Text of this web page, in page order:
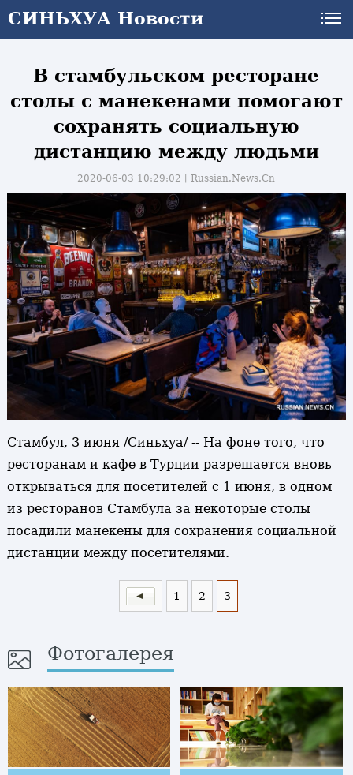
СИНЬХУА Новости
В стамбульском ресторане
столы с манекенами помогают
сохранять социальную
дистанцию между людьми
2020-06-03 10:29:02丨Russian.News.Cn
Стамбул, 3 июня /Синьхуа/ -- На фоне того, что
ресторанам и кафе в Турции разрешается вновь
открываться для посетителей с 1 июня, в одном
из ресторанов Стамбула за некоторые столы
посадили манекены для сохранения социальной
дистанции между посетителями.
1 2 3
Фотогалерея